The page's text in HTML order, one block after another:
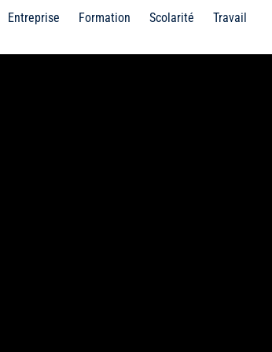
Entreprise Formation Scolarité Travail